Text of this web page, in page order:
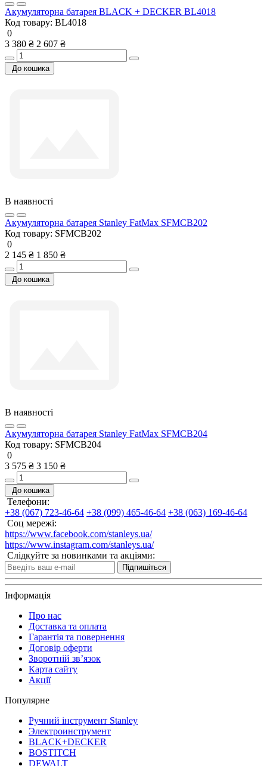
Акумуляторна батарея BLACK + DECKER BL4018
Код товару: BL4018
0
3 380 ₴ 2 607 ₴
До кошика
В наявності
Акумуляторна батарея Stanley FatMax SFMCB202
Код товару: SFMCB202
0
2 145 ₴ 1 850 ₴
До кошика
В наявності
Акумуляторна батарея Stanley FatMax SFMCB204
Код товару: SFMCB204
0
3 575 ₴ 3 150 ₴
До кошика
Телефони:
+38 (067) 723-46-64 +38 (099) 465-46-64 +38 (063) 169-46-64
Соц мережі:
https://www.facebook.com/stanleys.ua/
https://www.instagram.com/stanleys.ua/
Слідкуйте за новинками та акціями:
Підпишіться
Інформація
Про нас
Доставка та оплата
Гарантія та повернення
Договір оферти
Зворотній зв’язок
Карта сайту
Акції
Популярне
Ручний інструмент Stanley
Электроинструмент
BLACK+DECKER
BOSTITCH
DEWALT